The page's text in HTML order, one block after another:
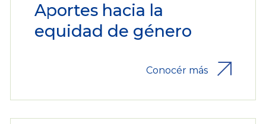
Aportes hacia la
equidad de género
Conocér más